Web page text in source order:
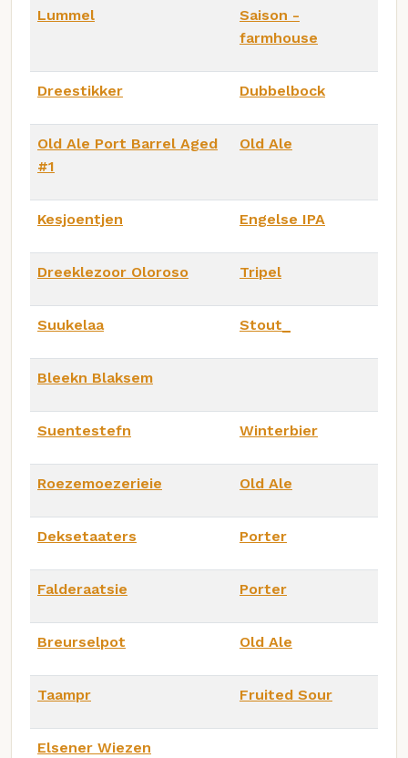
Lummel
Saison -
farmhouse
Dreestikker Dubbelbock
Old Ale Port Barrel Aged
#1
Old Ale
Kesjoentjen Engelse IPA
Dreeklezoor Oloroso Tripel
Suukelaa Stout_
Bleekn Blaksem
Suentestefn Winterbier
Roezemoezerieie Old Ale
Deksetaaters Porter
Falderaatsie Porter
Breurselpot Old Ale
Taampr Fruited Sour
Elsener Wiezen